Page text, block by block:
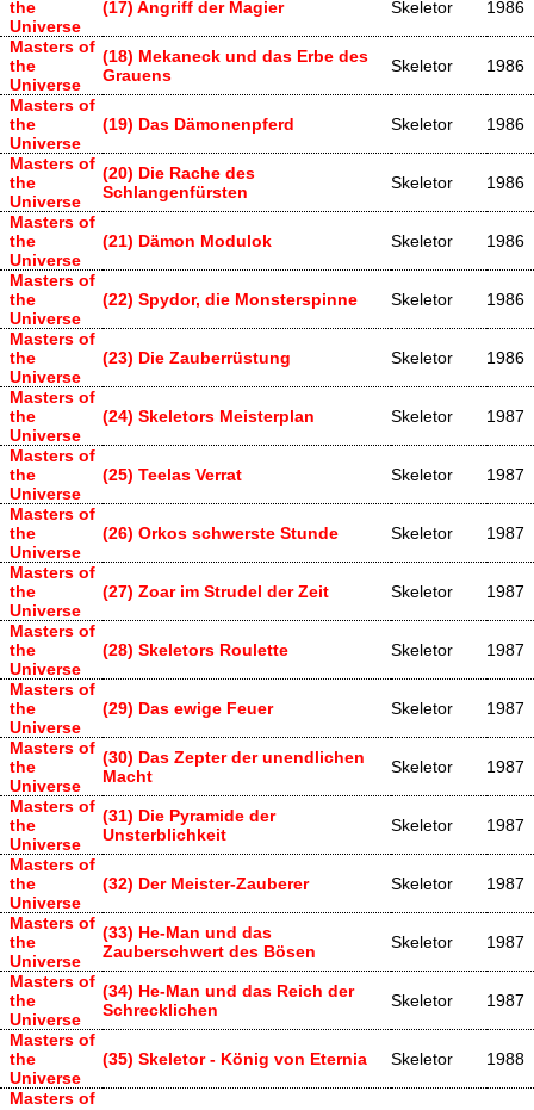
the
Universe
(17) Angriff der Magier Skeletor 1986
Masters of
the
Universe
(18) Mekaneck und das Erbe des
Grauens
Skeletor 1986
Masters of
the
Universe
(19) Das Dämonenpferd Skeletor 1986
Masters of
the
Universe
(20) Die Rache des
Schlangenfürsten
Skeletor 1986
Masters of
the
Universe
(21) Dämon Modulok Skeletor 1986
Masters of
the
Universe
(22) Spydor, die Monsterspinne Skeletor 1986
Masters of
the
Universe
(23) Die Zauberrüstung Skeletor 1986
Masters of
the
Universe
(24) Skeletors Meisterplan Skeletor 1987
Masters of
the
Universe
(25) Teelas Verrat Skeletor 1987
Masters of
the
Universe
(26) Orkos schwerste Stunde Skeletor 1987
Masters of
the
Universe
(27) Zoar im Strudel der Zeit Skeletor 1987
Masters of
the
Universe
(28) Skeletors Roulette Skeletor 1987
Masters of
the
Universe
(29) Das ewige Feuer Skeletor 1987
Masters of
the
Universe
(30) Das Zepter der unendlichen
Macht
Skeletor 1987
Masters of
the
Universe
(31) Die Pyramide der
Unsterblichkeit
Skeletor 1987
Masters of
the
Universe
(32) Der Meister-Zauberer Skeletor 1987
Masters of
the
Universe
(33) He-Man und das
Zauberschwert des Bösen
Skeletor 1987
Masters of
the
Universe
(34) He-Man und das Reich der
Schrecklichen
Skeletor 1987
Masters of
the
Universe
(35) Skeletor - König von Eternia Skeletor 1988
Masters of